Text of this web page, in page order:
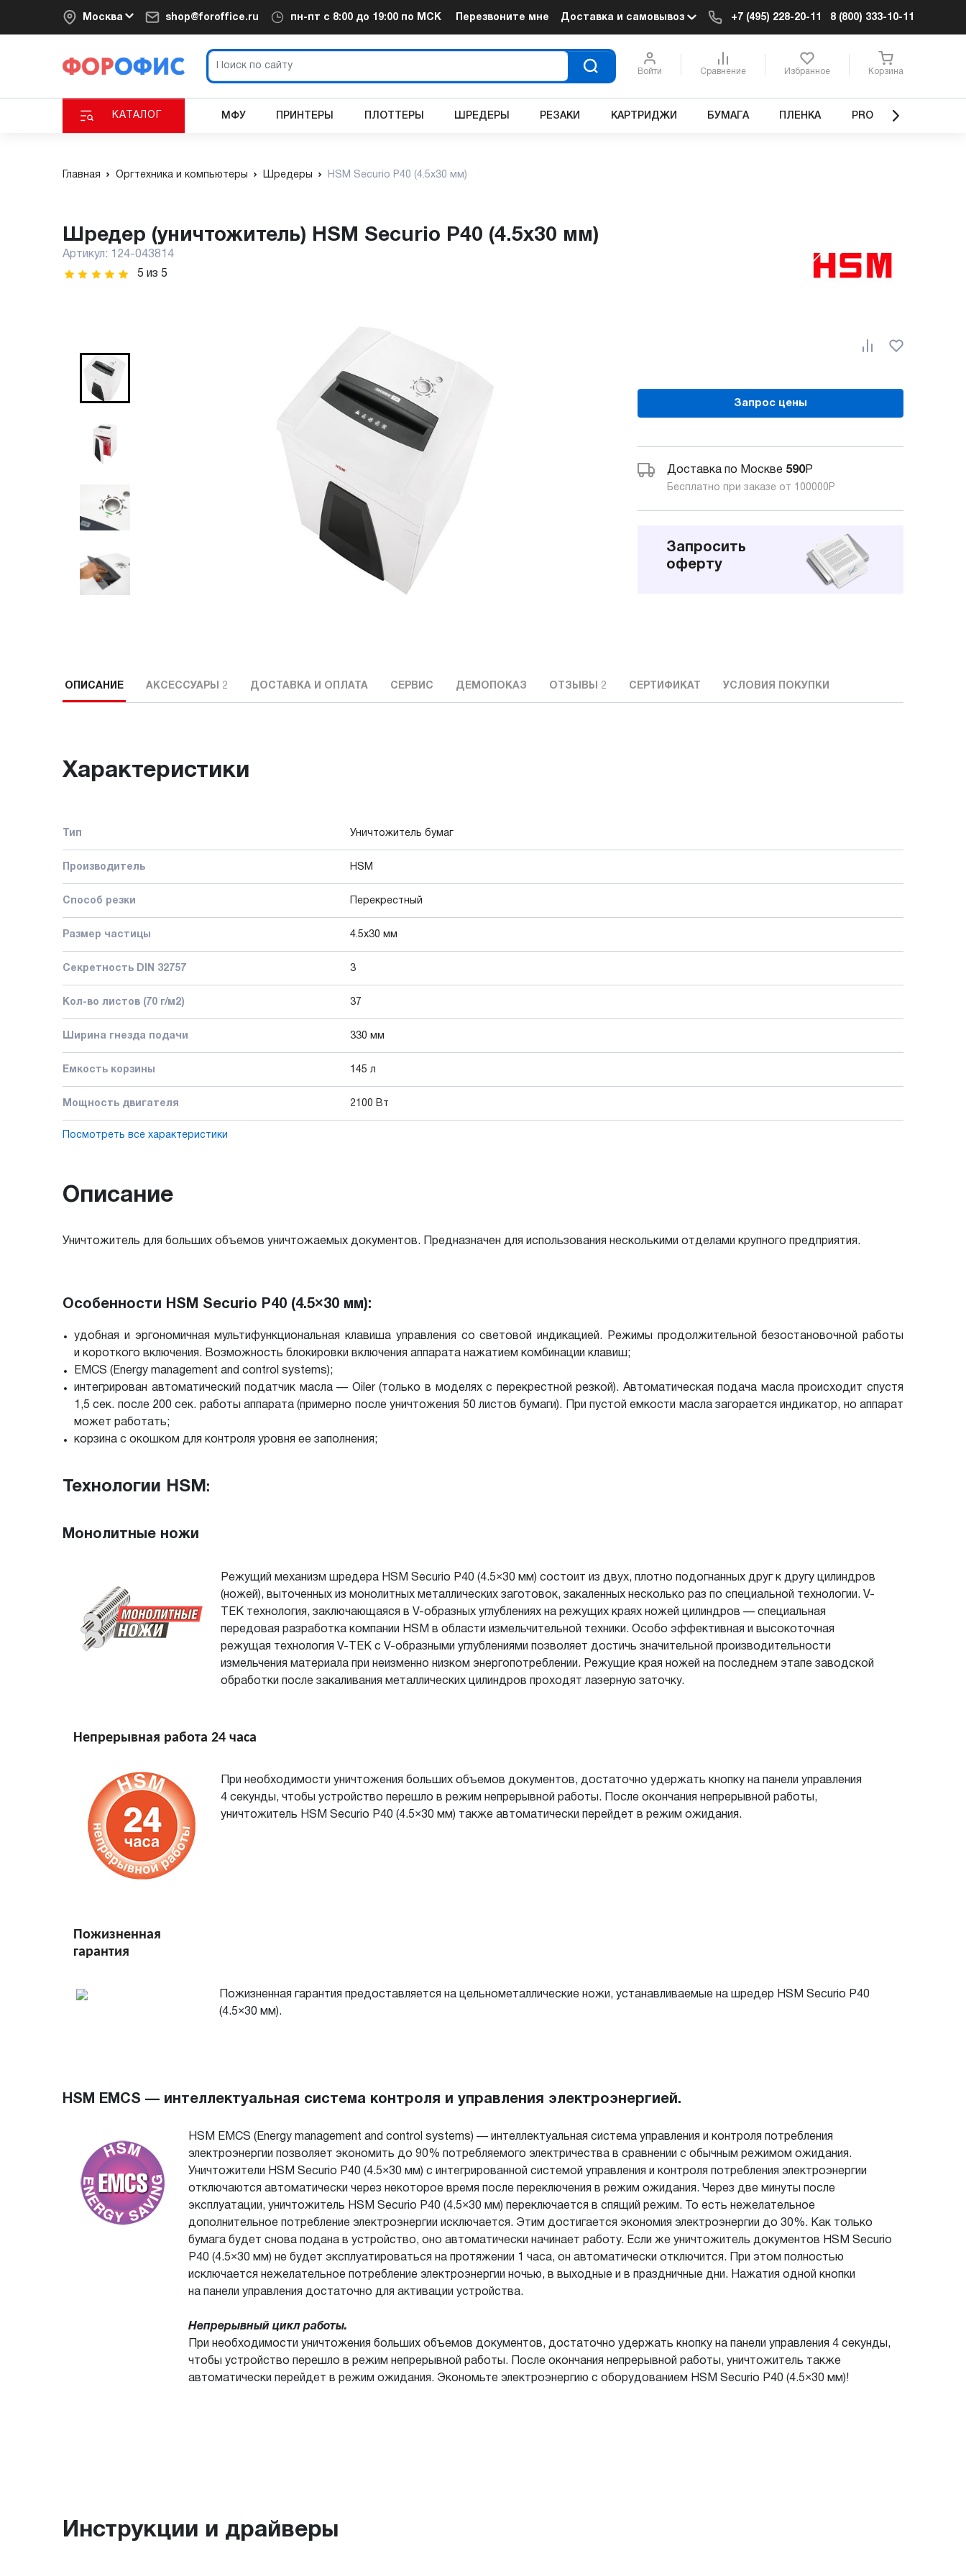
Москва shop@foroffice.ru пн-пт с 8:00 до 19:00 по МСК Перезвоните мне Доставка и самовывоз +7 (495) 228-20-11 8 (800) 333-10-11
Войти Сравнение Избранное Корзина
КАТАЛОГ МФУ ПРИНТЕРЫ ПЛОТТЕРЫ ШРЕДЕРЫ РЕЗАКИ КАРТРИДЖИ БУМАГА ПЛЕНКА PRO
Главная Оргтехника и компьютеры Шредеры HSM Securio P40 (4.5x30 мм)
Шредер (уничтожитель) HSM Securio P40 (4.5x30 мм)
Артикул:
124-043814
5 из 5
Запрос цены
Доставка по Москве 590Р
Бесплатно при заказе от 100000 Р
Запросить
оферту
ОПИСАНИЕ АКСЕССУАРЫ 2 ДОСТАВКА И ОПЛАТА СЕРВИС ДЕМОПОКАЗ ОТЗЫВЫ 2 СЕРТИФИКАТ УСЛОВИЯ ПОКУПКИ
Характеристики
Тип Уничтожитель бумаг
Производитель HSM
Способ резки Перекрестный
Размер частицы 4.5x30 мм
Секретность DIN 32757 3
Кол-во листов (70 г/м2) 37
Ширина гнезда подачи 330 мм
Емкость корзины 145 л
Мощность двигателя 2100 Вт
Посмотреть все характеристики
Описание
Уничтожитель для больших объемов уничтожаемых документов. Предназначен для использования несколькими отделами крупного предприятия.
Особенности HSM Securio P40 (4.5×30 мм):
удобная и эргономичная мультифункциональная клавиша управления со световой индикацией. Режимы продолжительной безостановочной работы
и короткого включения. Возможность блокировки включения аппарата нажатием комбинации клавиш;
EMCS (Energy management and control systems);
интегрирован автоматический податчик масла — Oiler (только в моделях с перекрестной резкой). Автоматическая подача масла происходит спустя
1,5 сек. после 200 сек. работы аппарата (примерно после уничтожения 50 листов бумаги). При пустой емкости масла загорается индикатор, но аппарат
может работать;
корзина с окошком для контроля уровня ее заполнения;
Технологии HSM :
Монолитные ножи
Режущий механизм шредера HSM Securio P40 (4.5×30 мм) состоит из двух, плотно подогнанных друг к другу цилиндров
(ножей), выточенных из монолитных металлических заготовок, закаленных несколько раз по специальной технологии. V-
TEK технология, заключающаяся в V-образных углублениях на режущих краях ножей цилиндров — специальная
передовая разработка компании HSM в области измельчительной техники. Особо эффективная и высокоточная
режущая технология V-TEK с V-образными углублениями позволяет достичь значительной производительности
измельчения материала при неизменно низком энергопотреблении. Режущие края ножей на последнем этапе заводской
обработки после закаливания металлических цилиндров проходят лазерную заточку.
Непрерывная работа 24 часа
При необходимости уничтожения больших объемов документов, достаточно удержать кнопку на панели управления
4 секунды, чтобы устройство перешло в режим непрерывной работы. После окончания непрерывной работы,
уничтожитель HSM Securio P40 (4.5×30 мм) также автоматически перейдет в режим ожидания.
Пожизненная
гарантия
Пожизненная гарантия предоставляется на цельнометаллические ножи, устанавливаемые на шредер HSM Securio P40
(4.5×30 мм).
HSM EMCS — интеллектуальная система контроля и управления электроэнергией.
HSM EMCS (Energy management and control systems) — интеллектуальная система управления и контроля потребления
электроэнергии позволяет экономить до 90% потребляемого электричества в сравнении с обычным режимом ожидания.
Уничтожители HSM Securio P40 (4.5×30 мм) с интегрирован­ной системой управления и контроля потребления электроэнергии
отключаются автоматически через некоторое время после переключения в режим ожидания. Через две минуты после
эксплуатации, уничтожитель HSM Securio P40 (4.5×30 мм) переключается в спящий режим. То есть нежелательное
дополнительное потребление электроэнергии исключается. Этим достигается экономия электроэнергии до 30%. Как только
бумага будет снова подана в устройство, оно автоматически начинает работу. Если же уничтожитель документов HSM Securio
P40 (4.5×30 мм) не будет эксплуатироваться на протяжении 1 часа, он автоматически отключится. При этом полностью
исключается нежелательное потребление электроэнергии ночью, в выходные и в праздничные дни. Нажатия одной кнопки
на панели управления достаточно для активации устройства.
Непрерывный цикл работы.
При необходимости уничтожения больших объемов документов, достаточно удержать кнопку на панели управления 4 секунды,
чтобы устройство перешло в режим непрерывной работы. После окончания непрерывной работы, уничтожитель также
автоматически перейдет в режим ожидания. Экономьте электроэнергию с оборудованием HSM Securio P40 (4.5×30 мм)!
Инструкции и драйверы